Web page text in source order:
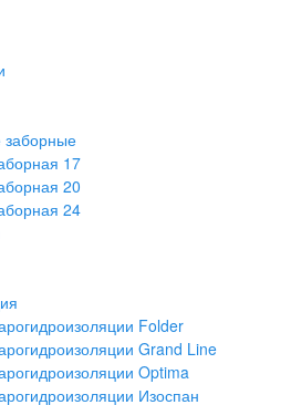
17
20
24
Folder
Grand Line
Optima
Изоспан